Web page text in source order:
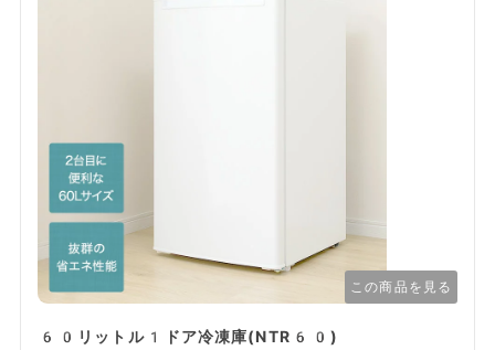
この商品を見る
60リットル1ドア冷凍庫(NTR60)